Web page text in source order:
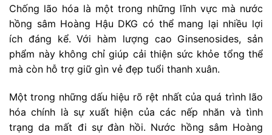
Chống lão hóa là một trong những lĩnh vực mà nước
hồng sâm Hoàng Hậu DKG có thể mang lại nhiều lợi
ích đáng kể. Với hàm lượng cao Ginsenosides, sản
phẩm này không chỉ giúp cải thiện sức khỏe tổng thể
mà còn hỗ trợ giữ gìn vẻ đẹp tuổi thanh xuân.
Một trong những dấu hiệu rõ rệt nhất của quá trình lão
hóa chính là sự xuất hiện của các nếp nhăn và tình
trạng da mất đi sự đàn hồi. Nước hồng sâm Hoàng